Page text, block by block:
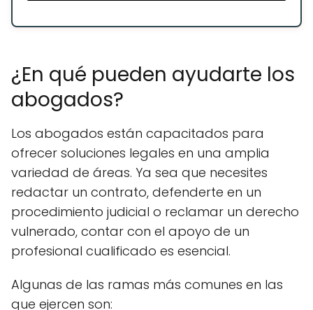
¿En qué pueden ayudarte los
abogados?
Los abogados están capacitados para
ofrecer soluciones legales en una amplia
variedad de áreas. Ya sea que necesites
redactar un contrato, defenderte en un
procedimiento judicial o reclamar un derecho
vulnerado, contar con el apoyo de un
profesional cualificado es esencial.
Algunas de las ramas más comunes en las
que ejercen son: